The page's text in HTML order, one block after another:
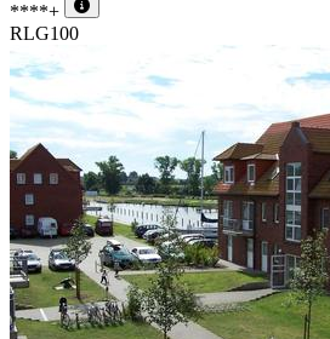
****+
RLG100